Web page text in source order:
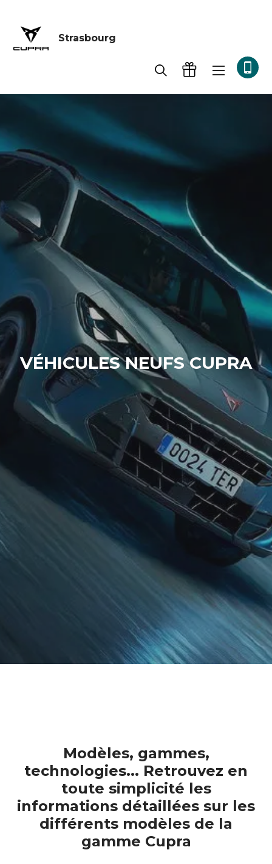
Strasbourg
Accueil Véhicules neufs
VÉHICULES NEUFS CUPRA
Modèles, gammes,
technologies... Retrouvez en
toute simplicité les
informations détaillées sur les
différents modèles de la
gamme Cupra